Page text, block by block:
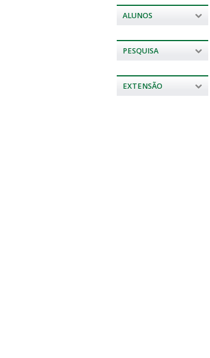
ALUNOS
PESQUISA
EXTENSÃO